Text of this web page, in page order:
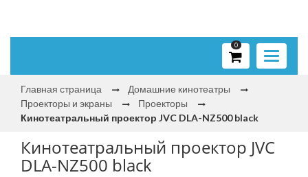
Toggle
0
Главная страница
Домашние кинотеатры
Проекторы и экраны
Проекторы
Кинотеатральный проектор JVC DLA-NZ500 black
Кинотеатральный проектор JVC
DLA-NZ500 black